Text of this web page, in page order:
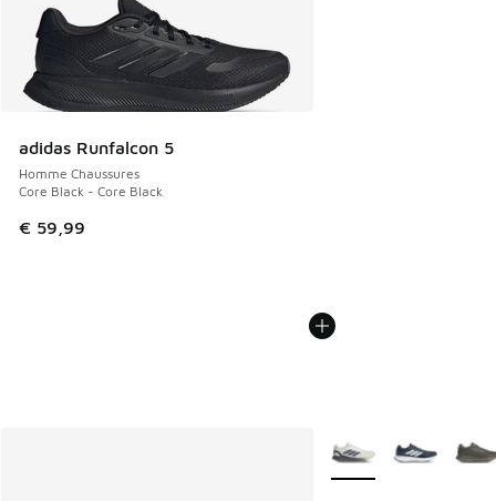
adidas Runfalcon 5
Homme Chaussures
Core Black - Core Black
€ 59,99
Plus de couleurs